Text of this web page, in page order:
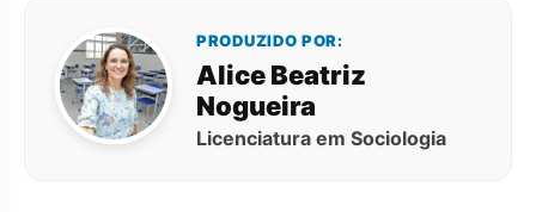
PRODUZIDO POR:
Alice Beatriz
Nogueira
Licenciatura em Sociologia